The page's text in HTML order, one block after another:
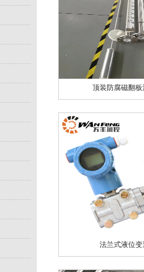
顶装防腐磁翻
法兰式液位变